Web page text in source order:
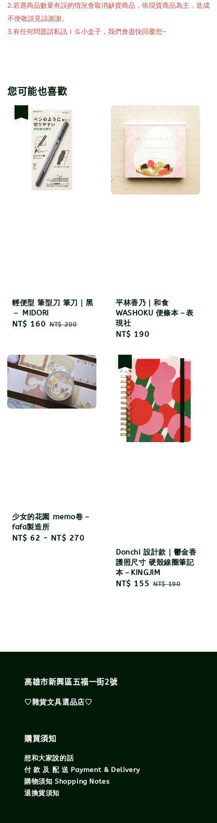
2.若遇商品數量有誤的情況會取消缺貨商品，依現貨商品為主，造成
不便敬請見諒謝謝。
3.有任何問題請私訊ＩＧ小盒子，我們會盡快回覆您~
您可能也喜歡
輕便型 筆型刀 筆刀｜黑
－ MIDORI
Sale
NT$ 160 Regular
NT$ 200
平林香乃｜和食
WASHOKU 便條本－表
現社
Regular
NT$ 190
少女的花園 memo卷－
fafa製造所
Regular
NT$ 62 - NT$ 270
Donchi 設計款｜鬱金香
護照尺寸 硬殼線圈筆記
本－KINGJIM
Sale
NT$ 155 Regular
NT$ 190
高雄市新興區五福一街2號
♡雜貨文具選品店♡
購買須知
想和大家說的話
付 款 及 配 送 Payment & Delivery
購物須知 Shopping Notes
退換貨須知